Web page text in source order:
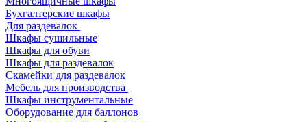
Бухгалтерские шкафы
Для раздевалок
Шкафы сушильные
Шкафы для обуви
Шкафы для раздевалок
Скамейки для раздевалок
Мебель для производства
Шкафы инструментальные
Оборудование для баллонов